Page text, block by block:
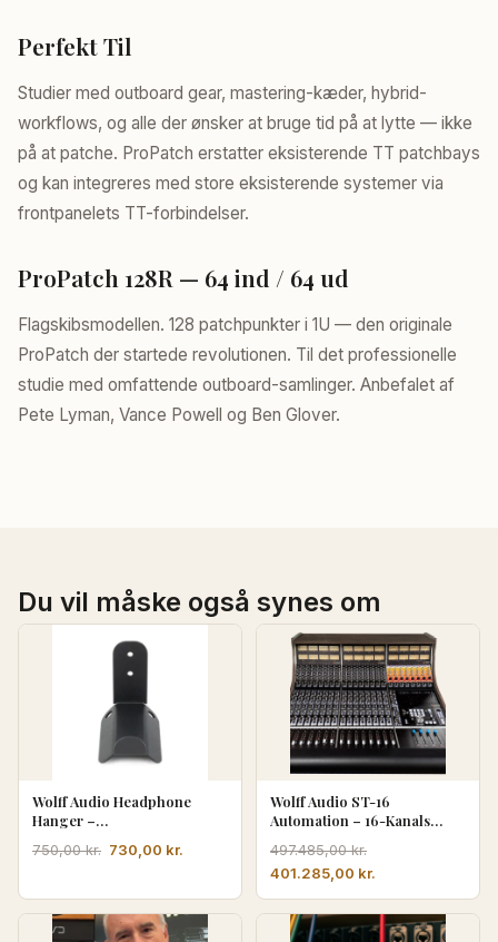
Perfekt Til
Studier med outboard gear, mastering-kæder, hybrid-
workflows, og alle der ønsker at bruge tid på at lytte — ikke
på at patche. ProPatch erstatter eksisterende TT patchbays
og kan integreres med store eksisterende systemer via
frontpanelets TT-forbindelser.
ProPatch 128R — 64 ind / 64 ud
Flagskibsmodellen. 128 patchpunkter i 1U — den originale
ProPatch der startede revolutionen. Til det professionelle
studie med omfattende outboard-samlinger. Anbefalet af
Pete Lyman, Vance Powell og Ben Glover.
Du vil måske også synes om
Wolff Audio Headphone
Hanger –
750,00kr. Den
pris
var:
730,00 kr.
pris
er:
Wolff Audio ST-16
Automation – 16-Kanals
497.485,00kr.
Den
oprindelige
pris
401.285,00 kr.
aktuelle
pris